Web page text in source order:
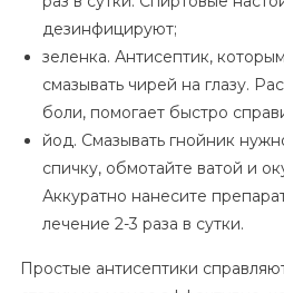
дезинфицируют;
зеленка. Антисептик,
смазывать чирей на глазу.
боли, помогает быстро
йод. Смазывать гнойник
спичку, обмотайте ватой и
Аккуратно нанесите
лечение 2-3 раза в сутки.
Простые антисептики